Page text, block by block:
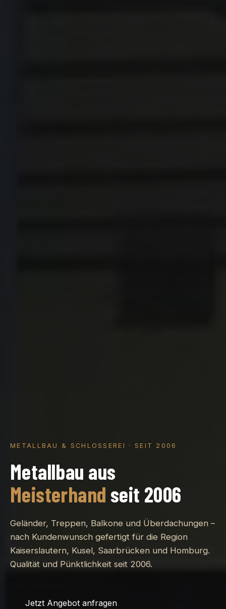
METALLBAU & SCHLOSSEREI · SEIT 2006
Metallbau aus
Meisterhand seit 2006
Geländer, Treppen, Balkone und Überdachungen –
nach Kundenwunsch gefertigt für die Region
Kaiserslautern, Kusel, Saarbrücken und Homburg.
Qualität und Pünktlichkeit seit 2006.
Jetzt Angebot anfragen